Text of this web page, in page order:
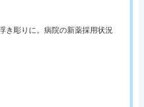
き彫りに。病院の新薬採用状況